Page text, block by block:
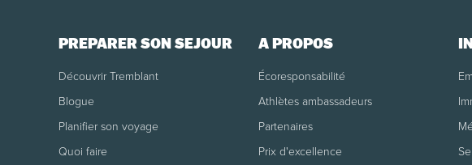
PRÉPARER SON SÉJOUR
Découvrir Tremblant
Blogue
Planifier son voyage
Quoi faire
À PROPOS
Écoresponsabilité
Athlètes ambassadeurs
Partenaires
Prix d'excellence